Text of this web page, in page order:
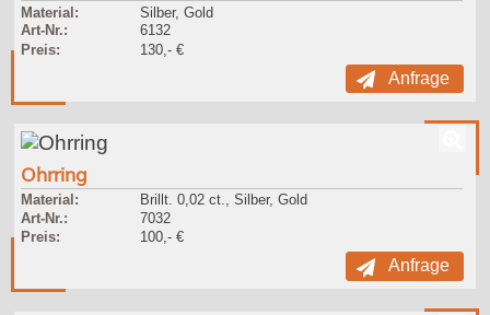
Material:
Silber, Gold
Art-Nr.:
6132
Preis:
130,- €
Anfrage
Ohrring
Material:
Brillt. 0,02 ct., Silber, Gold
Art-Nr.:
7032
Preis:
100,- €
Anfrage